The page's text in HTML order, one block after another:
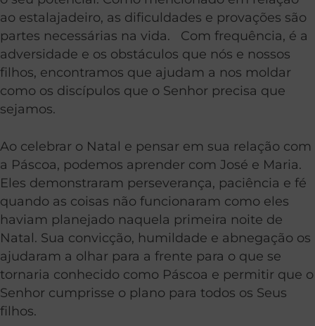
ao estalajadeiro, as dificuldades e provações são
partes necessárias na vida. Com frequência, é a
adversidade e os obstáculos que nós e nossos
filhos, encontramos que ajudam a nos moldar
como os discípulos que o Senhor precisa que
sejamos.
Ao celebrar o Natal e pensar em sua relação com
a Páscoa, podemos aprender com José e Maria.
Eles demonstraram perseverança, paciência e fé
quando as coisas não funcionaram como eles
haviam planejado naquela primeira noite de
Natal. Sua convicção, humildade e abnegação os
ajudaram a olhar para a frente para o que se
tornaria conhecido como Páscoa e permitir que o
Senhor cumprisse o plano para todos os Seus
filhos.